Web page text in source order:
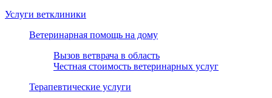
Услуги ветклиники
Ветеринарная помощь на дому
Вызов ветврача в область
Честная стоимость ветеринарных услуг
Терапевтические услуги